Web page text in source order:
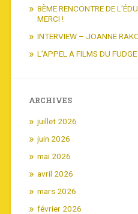
8ÈME RENCONTRE DE
MERCI !
INTERVIEW – JOANNE
L’APPEL A FILMS DU
ARCHIVES
juillet 2026
juin 2026
mai 2026
avril 2026
mars 2026
février 2026